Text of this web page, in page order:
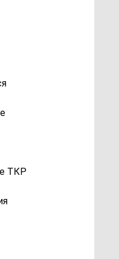
ТКР